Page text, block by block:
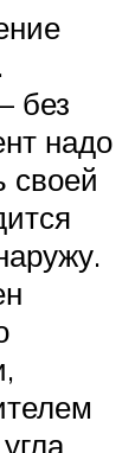
без
надо
своей